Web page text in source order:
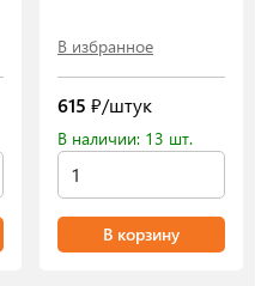
В избранное
615 ₽/штук
В наличии: 13 шт.
В корзину